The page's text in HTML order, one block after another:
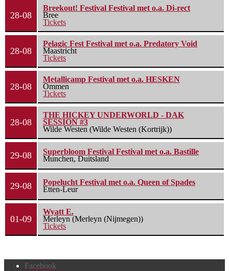
28-08
Breekout! Festival Festival met o.a. Di-rect
Bree
Tickets
28-08
Pelagic Fest Festival met o.a. Predatory Void
Maastricht
Tickets
28-08
Metallicamp Festival met o.a. HESKEN
Ommen
Tickets
28-08
THE HICKEY UNDERWORLD - DAK
SESSION #3
Wilde Westen (Wilde Westen (Kortrijk))
29-08
Superbloom Festival Festival met o.a. Bastille
Munchen, Duitsland
29-08
Popelucht Festival met o.a. Queen of Spades
Etten-Leur
01-09
Wyatt E.
Merleyn (Merleyn (Nijmegen))
Tickets
Facebook